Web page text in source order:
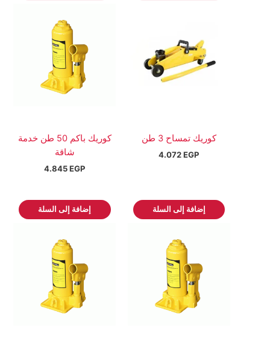
كوريك تمساح 3 طن
4.072EGP
إضافة إلى السلة
كوريك باكم 50 طن خدمة
شاقة
4.845EGP
إضافة إلى السلة